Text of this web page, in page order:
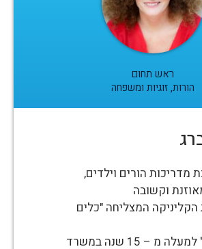
ראש תחום
הורות, זוגיות ומשפחה
מדריכות הורים וילדים,
וקשובה
הקליניקה המצליחה "כלים
בעלת ניסיון של למעלה מ – 15 שנה במשרד